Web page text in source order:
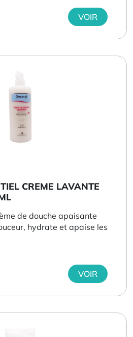
VOIR
CREME LAVANTE
de douche apaisante
hydrate et apaise les
VOIR